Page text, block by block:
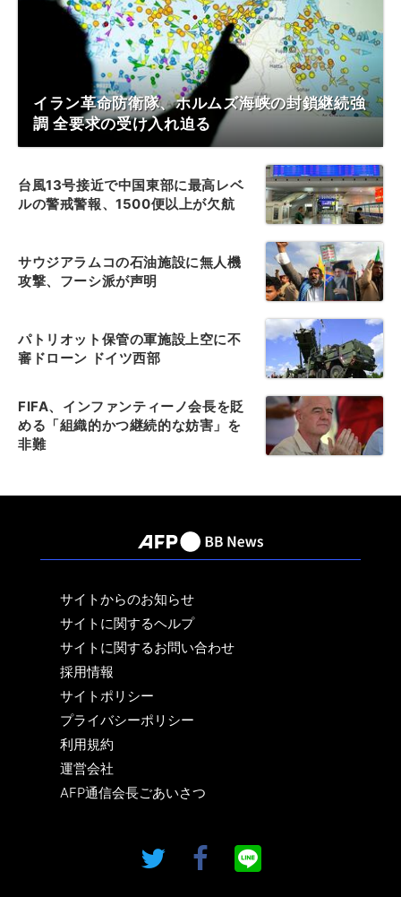
イラン革命防衛隊、ホルムズ海峡の封鎖継続強
調 全要求の受け入れ迫る
台風13号接近で中国東部に最高レベ
ルの警戒警報、1500便以上が欠航
サウジアラムコの石油施設に無人機
攻撃、フーシ派が声明
パトリオット保管の軍施設上空に不
審ドローン ドイツ西部
FIFA、インファンティーノ会長を貶
める「組織的かつ継続的な妨害」を
非難
サイトからのお知らせ
サイトに関するヘルプ
サイトに関するお問い合わせ
採用情報
サイトポリシー
プライバシーポリシー
利用規約
運営会社
AFP通信会長ごあいさつ